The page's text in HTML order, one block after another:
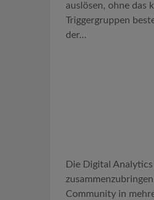
auslösen, ohne das
Triggergruppen
der…
Die Digital
Community in